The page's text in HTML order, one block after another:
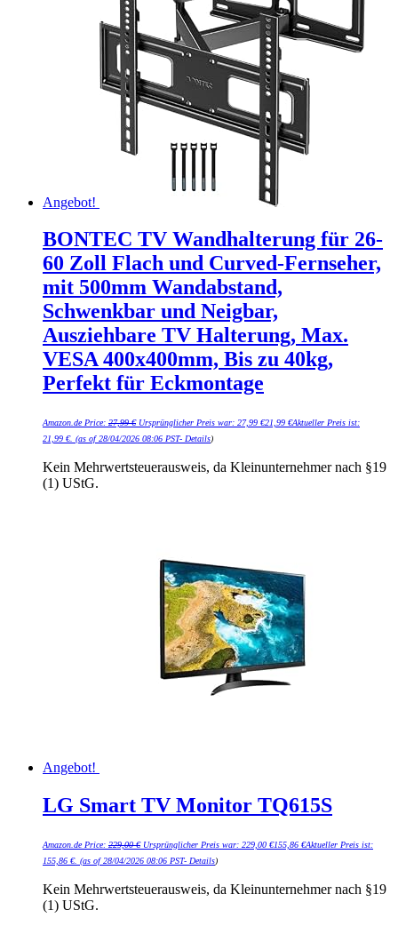
Angebot!
BONTEC TV Wandhalterung für 26-
60 Zoll Flach und Curved-Fernseher,
mit 500mm Wandabstand,
Schwenkbar und Neigbar,
Ausziehbare TV Halterung, Max.
VESA 400x400mm, Bis zu 40kg,
Perfekt für Eckmontage
Amazon.de Price: 27,99€ Ursprünglicher Preis war: 27,99 €21,99 €Aktueller Preis ist:
21,99 €. (as of 28/04/2026 08:06 PST- Details)
Kein Mehrwertsteuerausweis, da Kleinunternehmer nach §19
(1) UStG.
Angebot!
LG Smart TV Monitor TQ615S
Amazon.de Price: 229,00€ Ursprünglicher Preis war: 229,00 €155,86 €Aktueller Preis ist:
155,86 €. (as of 28/04/2026 08:06 PST- Details)
Kein Mehrwertsteuerausweis, da Kleinunternehmer nach §19
(1) UStG.